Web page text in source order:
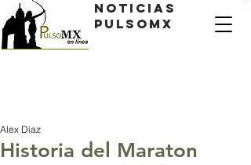
Noticias
PulsoMX
Historia del Maraton
Alex Díaz